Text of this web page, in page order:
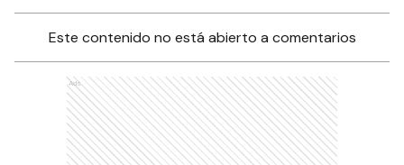
Este contenido no está abierto a comentarios
Ads